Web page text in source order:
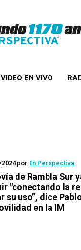
VIDEO EN VIVO
por En Perspectiva
de Rambla Sur
"conectando la
su uso”, dice
en la IM